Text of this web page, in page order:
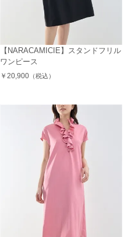
【NARACAMICIE】スタンドフリル
ワンピース
￥20,900 （税込）